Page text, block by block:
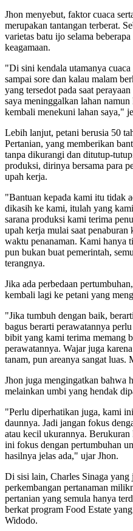
Jhon menyebut, faktor cuaca
merupakan tantangan terberat.
varietas batu ijo selama
keagamaan.
"Di sini kendala utamanya
sampai sore dan kalau malam
yang tersedot pada saat
saya meninggalkan lahan
kembali menekuni lahan saya,"
Lebih lanjut, petani berusia 50
Pertanian, yang memberikan
tanpa dikurangi dan ditutup-
produksi, dirinya bersama para
upah kerja.
"Bantuan kepada kami itu tidak
dikasih ke kami, itulah yang
sarana produksi kami terima
upah kerja mulai saat penaburan
waktu penanaman. Kami hanya
pun bukan buat pemerintah,
terangnya.
Jika ada perbedaan
kembali lagi ke petani yang
"Jika tumbuh dengan baik,
bagus berarti perawatannya
bibit yang kami terima memang
perawatannya. Wajar juga
tanam, pun areanya sangat
Jhon juga mengingatkan bahwa
melainkan umbi yang hendak
"Perlu diperhatikan juga, kami
daunnya. Jadi jangan fokus
atau kecil ukurannya.
ini fokus dengan pertumbuhan
hasilnya jelas ada," ujar Jhon.
Di sisi lain, Charles Sinaga yang
perkembangan pertanaman
pertanian yang semula hanya
berkat program Food Estate
Widodo.